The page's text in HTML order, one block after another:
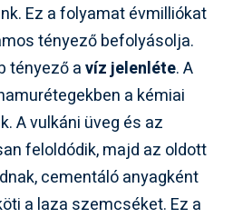
Ez a folyamat évmilliókat
tényező befolyásolja.
tényező avíz jelenléte. A
a kémiai
A vulkáni üveg és az
feloldódik, majd az oldott
cementáló anyagként
a laza szemcséket. Ez a